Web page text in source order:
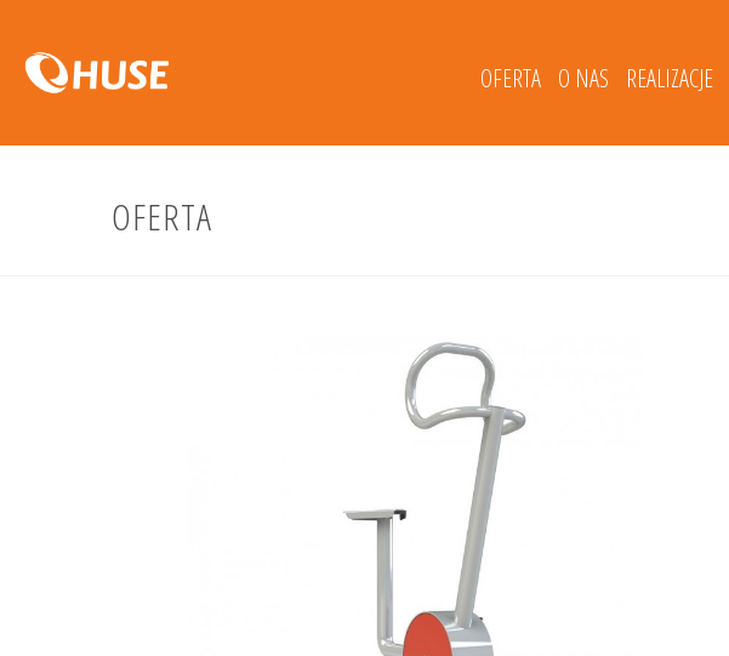
OFERTA O NAS REALIZACJE
OFERTA